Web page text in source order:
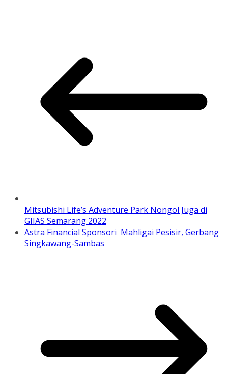
Mitsubishi Life’s Adventure Park Nongol Juga di
GIIAS Semarang 2022
Astra Financial Sponsori Mahligai Pesisir, Gerbang
Singkawang-Sambas